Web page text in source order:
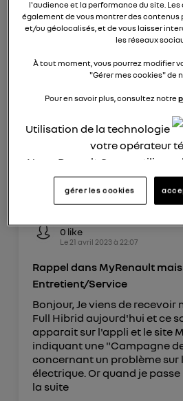
22likes
Le26 mai 2023 à21:12
retroviseurs rabattable
boujour pouvez vous me
manque aux véhicules qui
avaient la fonction les
JMB
répondre
0 like
Le 21 avril 2023 à 22:07
Rappel dans MyRenault
Entretient/Service
Bonjour, Je viens de recevoir
Full Hibrid aujourd'hui et ce
apparait sur l'appli et le site
indiquant une "Campagne
concernant un problème sur
électrique. Or quand je passe
la suite
l'audience et la performance du site.
également de vous montrer des contenus
et/ou géolocalisés, et de vous laisser
les réseaux
À tout moment, vous pourrez modifier
"Gérer mes cookies" de
Pour en savoir plus, consultez notre
Utilisation de la technologie
votre opérateur
Nous, Renault Group, utilisons
pour nos activités digitales
dans cette notice de
utilisez une connexion
opérateur télécom
consentez sur
La technologie Utiq a été
protection de vos données
offrant choix et
Elle utilise un identifiant créé
télécom basé sur votre
de votre contrat internet (ex :
téléphone).
L'identifiant est associé à
gérer les cookies